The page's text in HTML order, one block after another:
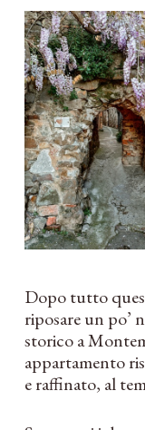
Dopo tutto
riposare un po’
storico a
appartamento
e raffinato, al